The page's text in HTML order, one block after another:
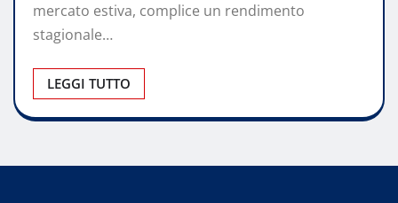
mercato estiva, complice un rendimento
stagionale…
LEGGI TUTTO